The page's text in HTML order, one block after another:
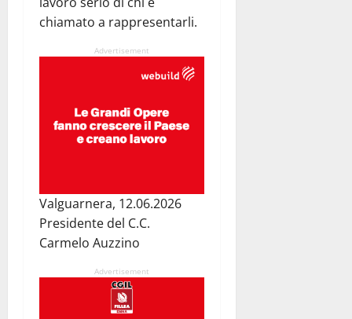
chiamato a rappresentarli.
Advertisement
Valguarnera, 12.06.2026
Presidente del C.C.
Carmelo Auzzino
Advertisement